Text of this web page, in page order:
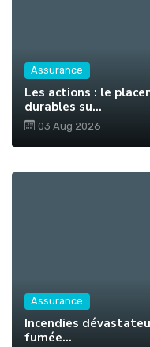
Assurance
Les actions : le
durables su...
03 Aug 2026
Assurance
Incendies
fumée...